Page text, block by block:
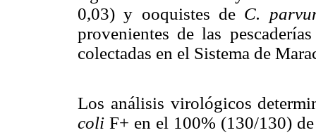
0,03) y ooquistes de C.
provenientes de las
colectadas en el Sistema de
Los análisis virológicos
coli F+ en el 100% (130/130) de